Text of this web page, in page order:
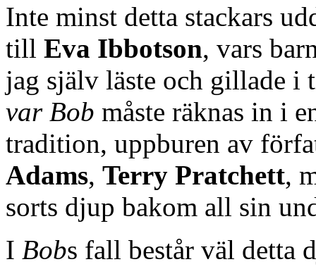
Inte minst detta stackars
till Eva Ibbotson, vars
jag själv läste och gillade
var Bob måste räknas in i
tradition, uppburen av
Adams, Terry Pratchett,
sorts djup bakom all sin
I Bobs fall består väl detta